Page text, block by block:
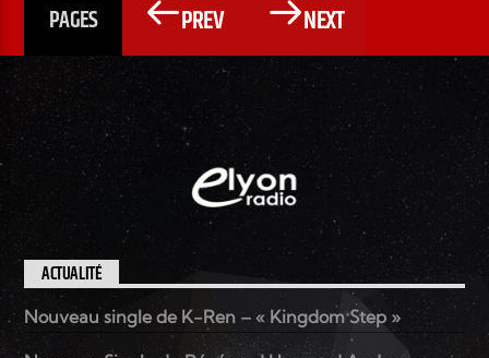
PAGES PREV NEXT
ACTUALITÉ
Nouveau single de K-Ren – « Kingdom Step »